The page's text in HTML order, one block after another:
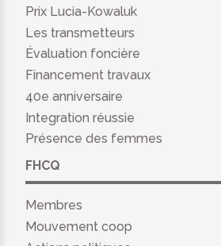
Prix Lucia-Kowaluk
Les transmetteurs
Évaluation foncière
Financement travaux
40e anniversaire
Integration réussie
Présence des femmes
FHCQ
Membres
Mouvement coop